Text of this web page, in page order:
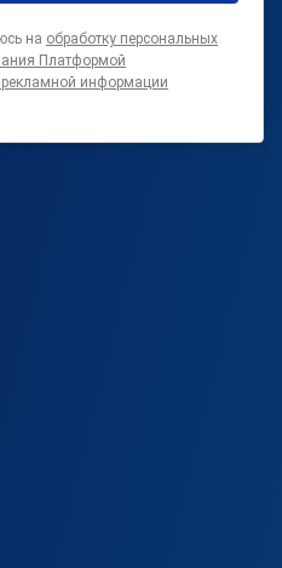
на обработку персональных
Платформой
информации